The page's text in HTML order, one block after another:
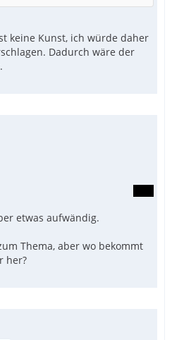
keine Kunst, ich würde daher
Dadurch wäre der
etwas aufwändig.
Thema, aber wo bekommt
her?